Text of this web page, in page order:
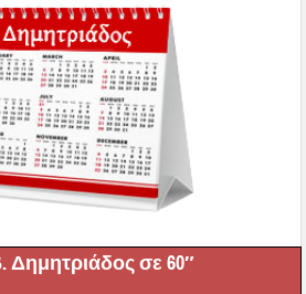
Δημητριάδος σε 60″